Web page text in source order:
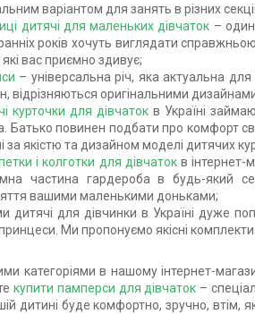
варіантом для занять в різних
дитячі для маленьких дівчаток –
років хочуть виглядати
які вас приємно здивує;
– універсальна річ, яка актуальна
відрізняються оригінальними
курточки для дівчатокв Україні
Батько повинен подбати про комфорт
за якістю та дизайном моделі дитячих
і колготки для дівчатокв інтернет-
частина гардероба в будь-який
вашими маленькими доньками;
дитячі для дівчинки в Україні дуже
Ми пропонуємо якісні
категоріями в нашому інтернет-
купити памперси для дівчаток –
дитині буде комфортно, зручно, втім,